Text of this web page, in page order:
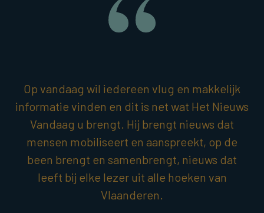
Op vandaag wil iedereen vlug en makkelijk
informatie vinden en dit is net wat Het Nieuws
Vandaag u brengt. Hij brengt nieuws dat
mensen mobiliseert en aanspreekt, op de
been brengt en samenbrengt, nieuws dat
leeft bij elke lezer uit alle hoeken van
Vlaanderen.